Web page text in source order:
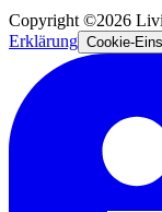
Copyright ©2026
Erklärung Cookie-